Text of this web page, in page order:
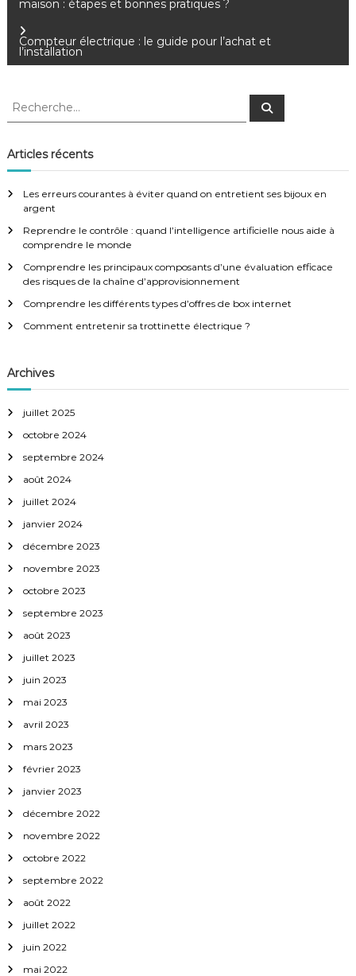
a
v
a
n
e
l
’
a
r
t
i
c
l
e
maison : étapes et bonnes pratiques ?
Compteur électrique : le guide pour l’achat et
l’installation
R
h
e
c
e
:
R
c
e
r
Articles récents
Les erreurs courantes à éviter quand on entretient ses bijoux en
argent
Reprendre le contrôle : quand l’intelligence artificielle nous aide à
comprendre le monde
Comprendre les principaux composants d’une évaluation efficace
des risques de la chaîne d’approvisionnement
Comprendre les différents types d’offres de box internet
Comment entretenir sa trottinette électrique ?
Archives
juillet 2025
octobre 2024
septembre 2024
août 2024
juillet 2024
janvier 2024
décembre 2023
novembre 2023
octobre 2023
septembre 2023
août 2023
juillet 2023
juin 2023
mai 2023
avril 2023
mars 2023
février 2023
janvier 2023
décembre 2022
novembre 2022
octobre 2022
septembre 2022
août 2022
juillet 2022
juin 2022
mai 2022